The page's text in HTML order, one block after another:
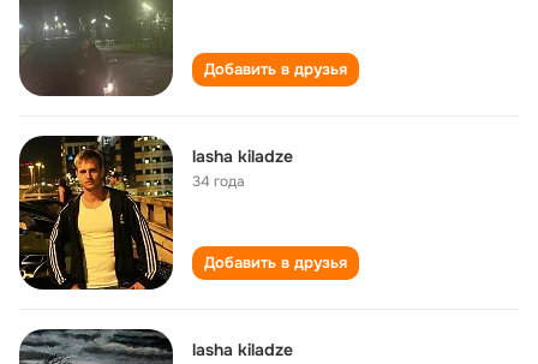
Добавить в друзья
lasha kiladze
34 года
Добавить в друзья
lasha kiladze